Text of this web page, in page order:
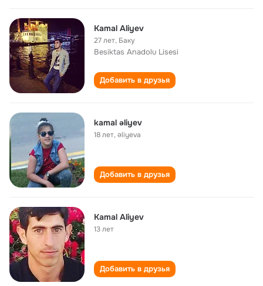
Kamal Aliyev
27 лет, Баку
Besiktas Anadolu Lisesi
Добавить в друзья
kamal əliyev
18 лет,əliyeva
Добавить в друзья
Kamal Aliyev
13 лет
Добавить в друзья